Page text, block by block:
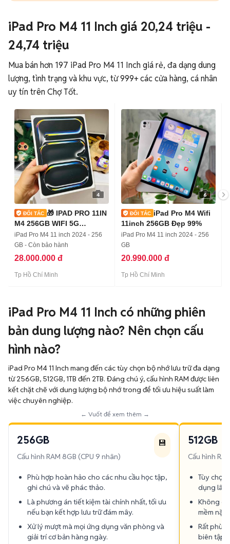
iPad Pro M4 11 Inch giá 20,24 triệu -
24,74 triệu
Mua bán hơn 197 iPad Pro M4 11 Inch giá rẻ, đa dạng dung
lượng, tình trạng và khu vực, từ 999+ các cửa hàng, cá nhân
uy tín trên Chợ Tốt.
4
🎁 IPAD PRO 11IN
M4 256GB WIFI 5G
NEWSEAL MỚI 100%
iPad Pro M4 11 inch 2024 - 256
GB - Còn bảo hành
28.000.000 đ
Tp Hồ Chí Minh
6
iPad Pro M4 Wifi
11inch 256GB Đẹp 99%
iPad Pro M4 11 inch 2024 - 256
GB
20.990.000 đ
Tp Hồ Chí Minh
iPad Pro M4 11 Inch có những phiên
bản dung lượng nào? Nên chọn cấu
hình nào?
iPad Pro M4 11 Inch mang đến các tùy chọn bộ nhớ lưu trữ đa dạng
từ 256GB, 512GB, 1TB đến 2TB. Đáng chú ý, cấu hình RAM được liên
kết chặt chẽ với dung lượng bộ nhớ trong để tối ưu hiệu suất làm
việc chuyên nghiệp.
← Vuốt để xem thêm →
256GB
Cấu hình RAM 8GB (CPU 9 nhân)
💾
Phù hợp hoàn hảo cho các nhu cầu học tập,
ghi chú và vẽ phác thảo.
Là phương án tiết kiệm tài chính nhất, tối ưu
nếu bạn kết hợp lưu trữ đám mây.
Xử lý mượt mà mọi ứng dụng văn phòng và
giải trí cơ bản hàng ngày.
512GB
Cấu hình
Tùy chọn
dụng lâu
Không
mềm
Rất phù
biên tập